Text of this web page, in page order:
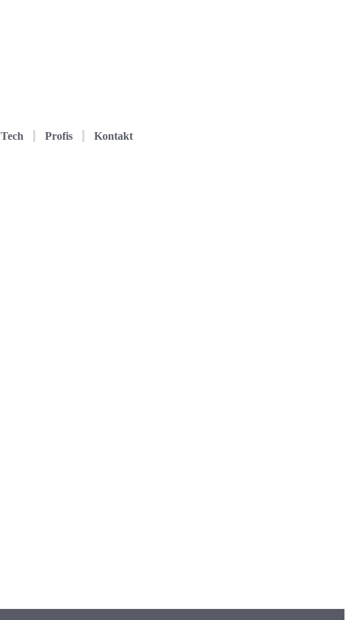
Tech Profis Kontakt